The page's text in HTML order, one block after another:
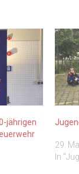
jährigen
29.
In